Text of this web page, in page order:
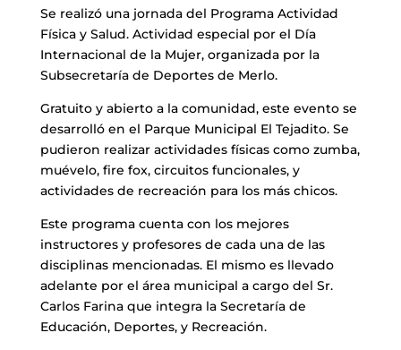
Se realizó una jornada del Programa Actividad
Física y Salud. Actividad especial por el Día
Internacional de la Mujer, organizada por la
Subsecretaría de Deportes de Merlo.
Gratuito y abierto a la comunidad, este evento se
desarrolló en el Parque Municipal El Tejadito. Se
pudieron realizar actividades físicas como zumba,
muévelo, fire fox, circuitos funcionales, y
actividades de recreación para los más chicos.
Este programa cuenta con los mejores
instructores y profesores de cada una de las
disciplinas mencionadas. El mismo es llevado
adelante por el área municipal a cargo del Sr.
Carlos Farina que integra la Secretaría de
Educación, Deportes, y Recreación.